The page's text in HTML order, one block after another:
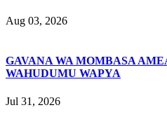
Aug 03, 2026
GAVANA WA MOMBASA
WAHUDUMU WAPYA
Jul 31, 2026